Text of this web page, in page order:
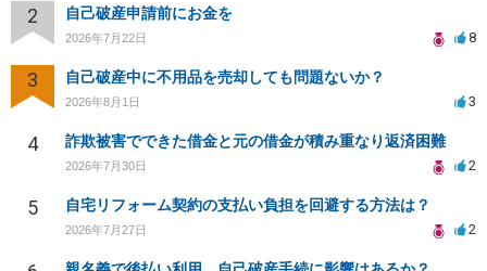
2 自己破産申請前にお金を
2026年7月22日 8
3 自己破産中に不用品を売却しても問題ないか？
2026年8月1日 3
4 詐欺被害でできた借金と元の借金が積み重なり返済困難
2026年7月30日 2
5 自宅リフォーム契約の支払い負担を回避する方法は？
2026年7月27日 2